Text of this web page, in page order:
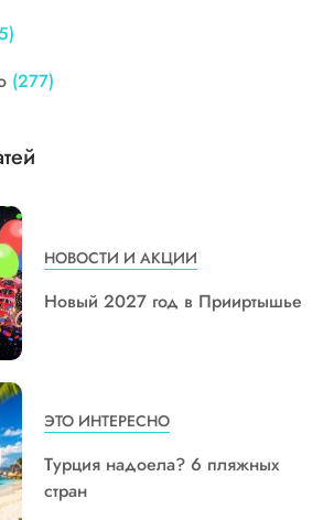
(277)
НОВОСТИ И АКЦИИ
Новый 2027 год в Прииртышье
ЭТО ИНТЕРЕСНО
Турция надоела? 6 пляжных
стран